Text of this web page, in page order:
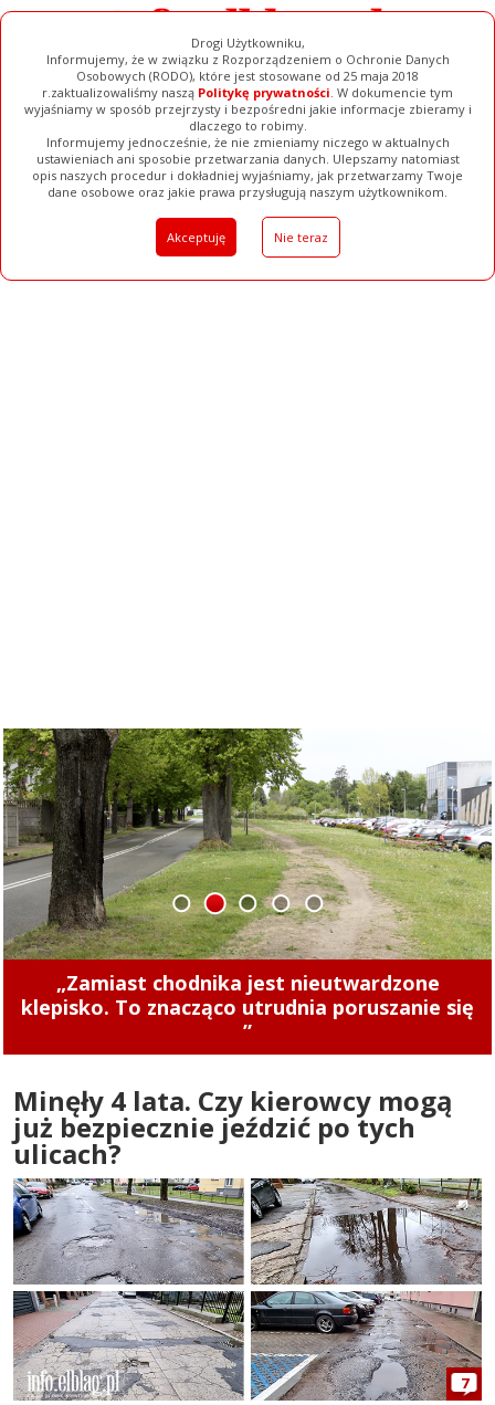
Drogi Użytkowniku,
Informujemy, że w związku z Rozporządzeniem o Ochronie Danych
Osobowych (RODO), które jest stosowane od 25 maja 2018
r.zaktualizowaliśmy naszą Politykę prywatności. W dokumencie tym
wyjaśniamy w sposób przejrzysty i bezpośredni jakie informacje zbieramy i
dlaczego to robimy.
Informujemy jednocześnie, że nie zmieniamy niczego w aktualnych
ustawieniach ani sposobie przetwarzania danych. Ulepszamy natomiast
opis naszych procedur i dokładniej wyjaśniamy, jak przetwarzamy Twoje
dane osobowe oraz jakie prawa przysługują naszym użytkownikom.
Akceptuję Nie teraz
Ogłoszenia Filmy Galerie Baza Firm Pełna Wersja
Concordia u siebie z Naki Olsztyn. Wygraj
rower!
1 2 3 4 5
Minęły 4 lata. Czy kierowcy mogą
już bezpiecznie jeździć po tych
ulicach?
7